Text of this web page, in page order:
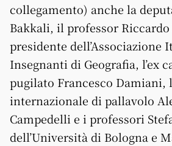
collegamento) anche la
Bakkali, il professor
presidente dell’Associazione
Insegnanti di Geografia, l’ex
pugilato Francesco Damiani,
internazionale di pallavolo
Campedelli e i professori
dell’Università di Bologna e